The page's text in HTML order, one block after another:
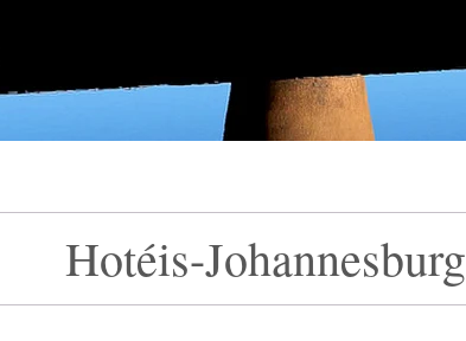
Hotéis-Johannesburg